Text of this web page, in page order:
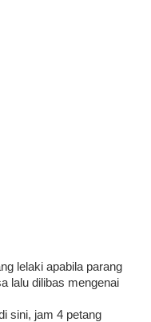
lelaki apabila parang
lalu dilibas mengenai
sini, jam 4 petang